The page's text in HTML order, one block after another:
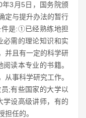
年3月5日，国务院颁
定与提升办法的暂行
件是:①已经熟练地担
需的理论知识和实
并且有一定的科学研
读本专业的书籍。
事科学研究工作。
;有些国家的大学以
学设高级讲师，有的
担任的。